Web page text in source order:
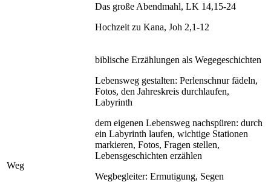
Das große Abendmahl, LK 14,15-24
Hochzeit zu Kana, Joh 2,1-12
Weg
biblische Erzählungen als Wegegeschichten
Lebensweg gestalten: Perlenschnur fädeln,
Fotos, den Jahreskreis durchlaufen,
Labyrinth
dem eigenen Lebensweg nachspüren: durch
ein Labyrinth laufen, wichtige Stationen
markieren, Fotos, Fragen stellen,
Lebensgeschichten erzählen
Wegbegleiter: Ermutigung, Segen